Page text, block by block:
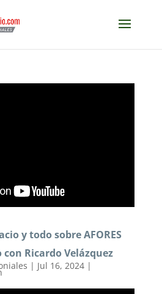
y todo sobre AFORES
Ricardo Velázquez
| Jul 16, 2024|